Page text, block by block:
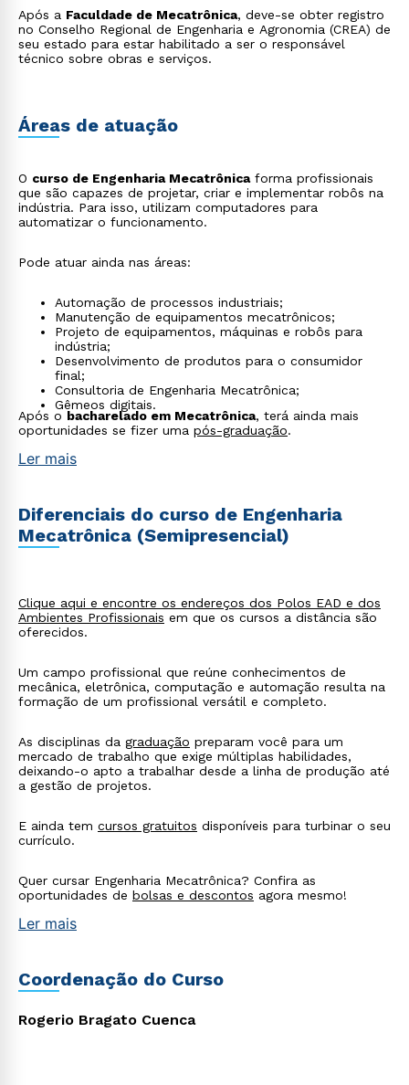
Após a Faculdade de Mecatrônica, deve-se obter registro
no Conselho Regional de Engenharia e Agronomia (CREA) de
seu estado para estar habilitado a ser o responsável
técnico sobre obras e serviços.
Áreas de atuação
O curso de Engenharia Mecatrônicaforma profissionais
que são capazes de projetar, criar e implementar robôs na
indústria. Para isso, utilizam computadores para
automatizar o funcionamento.
Pode atuar ainda nas áreas:
Automação de processos industriais;
Manutenção de equipamentos mecatrônicos;
Projeto de equipamentos, máquinas e robôs para
indústria;
Desenvolvimento de produtos para o consumidor
final;
Consultoria de Engenharia Mecatrônica;
Gêmeos digitais.
Após o bacharelado em Mecatrônica, terá ainda mais
oportunidades se fizer uma pós-graduação.
Ler mais
Diferenciais do curso de Engenharia
Mecatrônica (Semipresencial)
Clique aqui e encontre os endereços dos Polos EAD e dos
Ambientes Profissionais em que os cursos a distância são
oferecidos.
Um campo profissional que reúne conhecimentos de
mecânica, eletrônica, computação e automação resulta na
formação de um profissional versátil e completo.
As disciplinas da graduação preparam você para um
mercado de trabalho que exige múltiplas habilidades,
deixando-o apto a trabalhar desde a linha de produção até
a gestão de projetos.
E ainda tem cursos gratuitos disponíveis para turbinar o seu
currículo.
Quer cursar Engenharia Mecatrônica? Confira as
oportunidades de bolsas e descontos agora mesmo!
Ler mais
Coordenação do Curso
Rogerio Bragato Cuenca